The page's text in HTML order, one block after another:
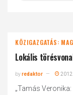
KÖZIGAZGATÁS:
Lokális
byredaktor
„Tamás